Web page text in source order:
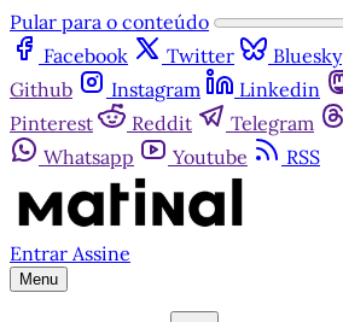
Pular para o conteúdo
Facebook
Twitter Bluesky
Github
Instagram Linkedin
Pinterest
Reddit Telegram
Whatsapp
Youtube RSS
Entrar Assine
Menu